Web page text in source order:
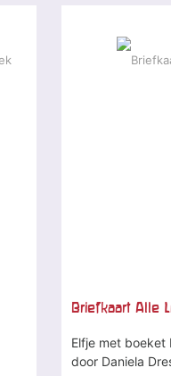
Briefkaart Alle
Elfje met boeket
door Daniela